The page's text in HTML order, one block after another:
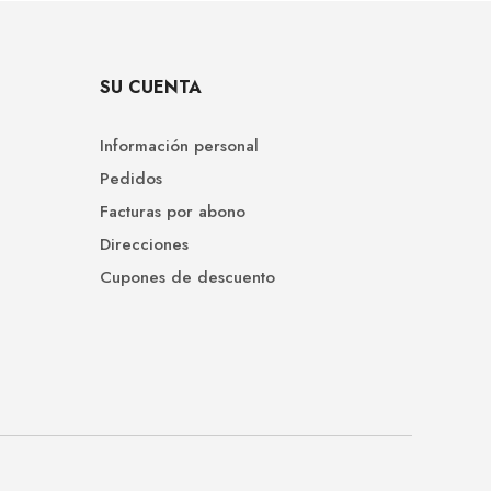
SU CUENTA
Información personal
Pedidos
Facturas por abono
Direcciones
Cupones de descuento